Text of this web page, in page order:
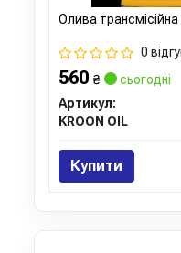
Олива
0
560 ₴
сьогодні
Артикул:
KROON OIL
Купити